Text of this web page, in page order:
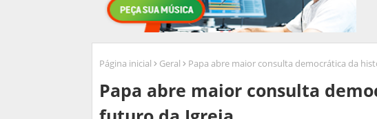
Página inicial Geral Papa abre maior consulta democrática da
Papa abre maior consulta